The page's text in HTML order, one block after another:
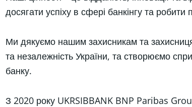
досягати успіху в сфері банкінгу та
Ми дякуємо нашим захисникам та
та незалежність України, та створюємо
банку.
З 2020 року UKRSIBBANK BNP Paribas